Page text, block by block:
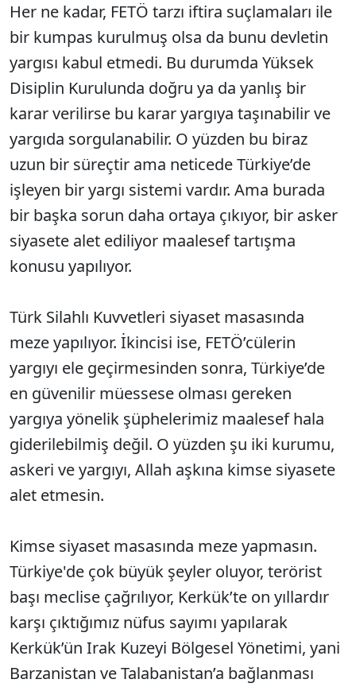
Her ne kadar, FETÖ tarzı iftira suçlamaları ile
bir kumpas kurulmuş olsa da bunu devletin
yargısı kabul etmedi. Bu durumda Yüksek
Disiplin Kurulunda doğru ya da yanlış bir
karar verilirse bu karar yargıya taşınabilir ve
yargıda sorgulanabilir. O yüzden bu biraz
uzun bir süreçtir ama neticede Türkiye’de
işleyen bir yargı sistemi vardır. Ama burada
bir başka sorun daha ortaya çıkıyor, bir asker
siyasete alet ediliyor maalesef tartışma
konusu yapılıyor.
Türk Silahlı Kuvvetleri siyaset masasında
meze yapılıyor. İkincisi ise, FETÖ’cülerin
yargıyı ele geçirmesinden sonra, Türkiye’de
en güvenilir müessese olması gereken
yargıya yönelik şüphelerimiz maalesef hala
giderilebilmiş değil. O yüzden şu iki kurumu,
askeri ve yargıyı, Allah aşkına kimse siyasete
alet etmesin.
Kimse siyaset masasında meze yapmasın.
Türkiye'de çok büyük şeyler oluyor, terörist
başı meclise çağrılıyor, Kerkük’te on yıllardır
karşı çıktığımız nüfus sayımı yapılarak
Kerkük’ün Irak Kuzeyi Bölgesel Yönetimi, yani
Barzanistan ve Talabanistan’a bağlanması